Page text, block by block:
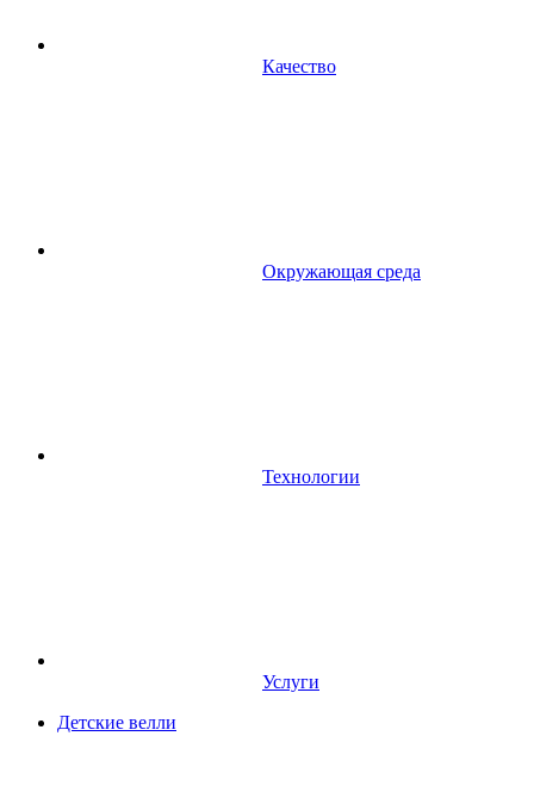
Качество
Окружающая среда
Технологии
Услуги
Детские велли